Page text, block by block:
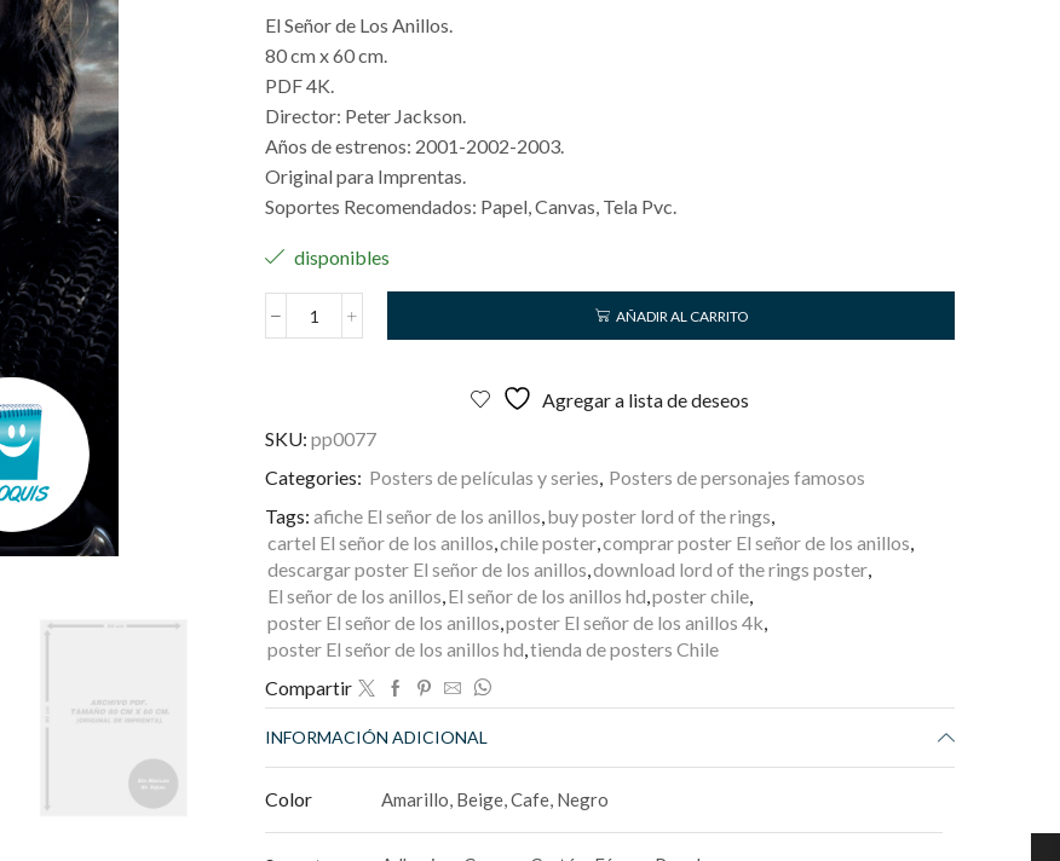
El Señor de Los Anillos.
80 cm x 60 cm.
PDF 4K.
Director: Peter Jackson.
Años de estrenos: 2001-2002-2003.
Original para Imprentas.
Soportes Recomendados: Papel, Canvas, Tela Pvc.
disponibles
El
cantidad
AÑADIR AL CARRITO
Agregar a lista de deseos
SKU: pp0077
Categories: Posters de películas y series, Posters de personajes famosos
Tags: afiche El señor de los anillos,buy poster lord of the rings,
cartel El señor de los anillos,chile poster,comprar poster El señor de los anillos,
descargar poster El señor de los anillos,download lord of the rings poster,
El señor de los anillos,El señor de los anillos hd,poster chile,
poster El señor de los anillos,poster El señor de los anillos 4k,
poster El señor de los anillos hd,tienda de posters Chile
Compartir
INFORMACIÓN ADICIONAL
Color Amarillo, Beige, Cafe, Negro